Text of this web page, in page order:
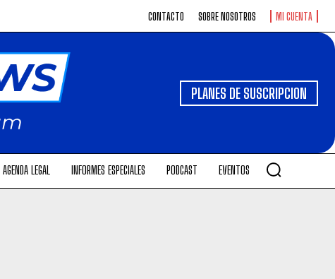
CONTACTO SOBRE NOSOTROS MI CUENTA
PLANES DE SUSCRIPCION
AGENDA LEGAL INFORMES ESPECIALES PODCAST EVENTOS